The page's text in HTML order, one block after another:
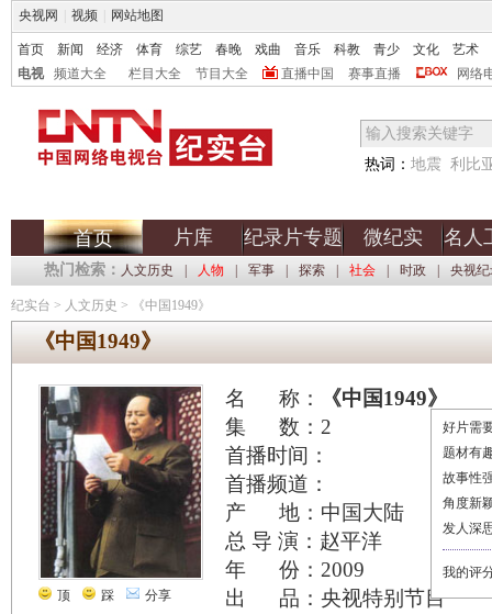
央视网 视频 网站地图
首页 新闻 经济 体育 综艺 春晚 戏曲 音乐 科教 青少 文化
艺术
电视
频道大全 栏目大全 节目大全 直播中国 赛事直播 网络
热词： 地震 利比
首页 片库 纪录片专题 微纪实 名人
热门检索： 人文历史 人物 军事 探索 社会 时政 央视
纪实台 > 人文历史 > 《中国1949》
《中国1949》
顶 踩 分享
名 称：
《中国1949》
集 数：2
首播时间：
首播频道：
产 地：中国大陆
总 导 演：赵平洋
年 份：2009
出 品：央视特别节目
好片需
题材有
故事性
角度新
发人深
我的评